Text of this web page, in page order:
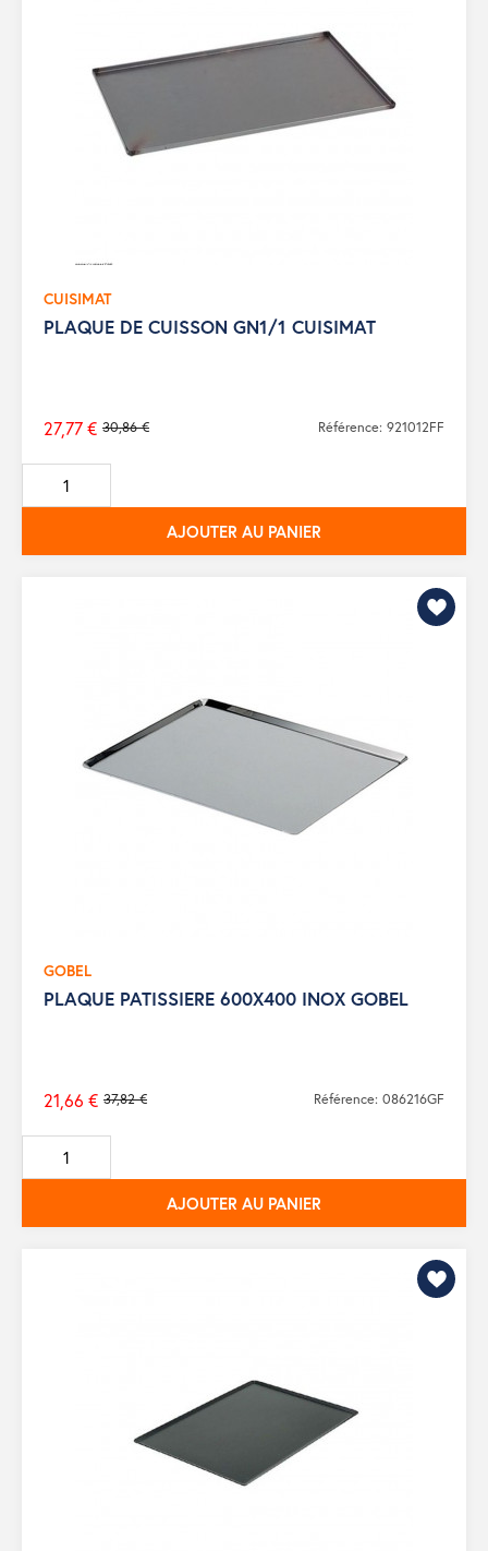
CUISIMAT
PLAQUE DE CUISSON GN1/1 CUISIMAT
Prix
de
base
30,86 €
27,77 € Référence: 921012FF
AJOUTER AU PANIER
GOBEL
PLAQUE PATISSIERE 600X400 INOX GOBEL
Prix
de
base
37,82 €
21,66 € Référence: 086216GF
AJOUTER AU PANIER